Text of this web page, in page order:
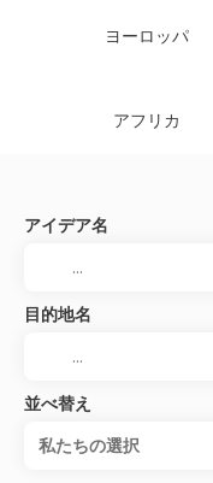
ヨーロッパ
アフリカ
アイデア名
目的地名
並べ替え
私たちの選択